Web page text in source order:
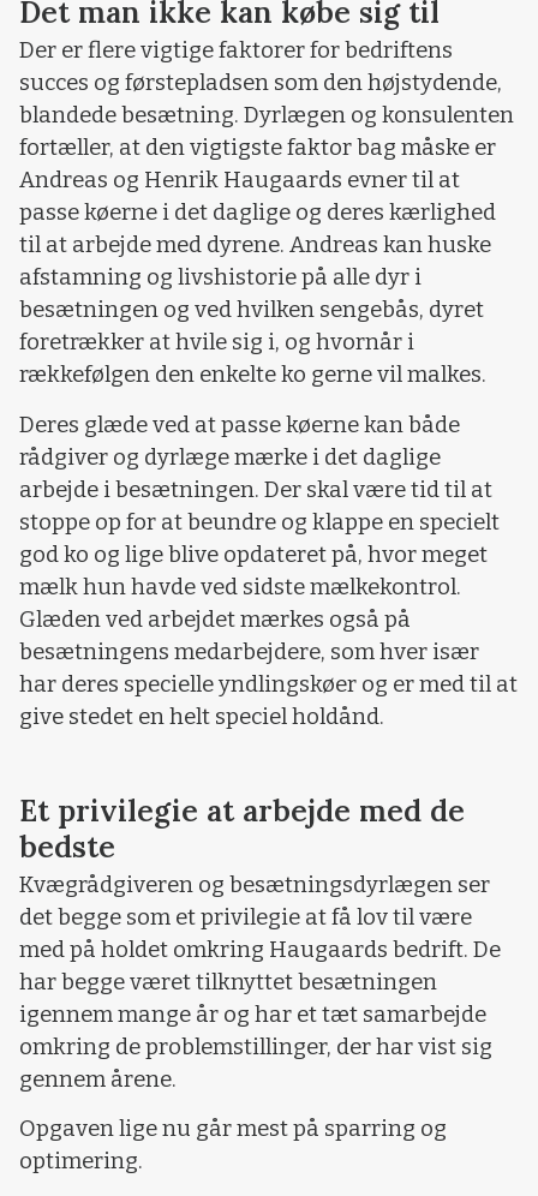
Det man ikke kan købe sig til
Der er flere vigtige faktorer for bedriftens
succes og førstepladsen som den højstydende,
blandede besætning. Dyrlægen og konsulenten
fortæller, at den vigtigste faktor bag måske er
Andreas og Henrik Haugaards evner til at
passe køerne i det daglige og deres kærlighed
til at arbejde med dyrene. Andreas kan huske
afstamning og livshistorie på alle dyr i
besætningen og ved hvilken sengebås, dyret
foretrækker at hvile sig i, og hvornår i
rækkefølgen den enkelte ko gerne vil malkes.
Deres glæde ved at passe køerne kan både
rådgiver og dyrlæge mærke i det daglige
arbejde i besætningen. Der skal være tid til at
stoppe op for at beundre og klappe en specielt
god ko og lige blive opdateret på, hvor meget
mælk hun havde ved sidste mælkekontrol.
Glæden ved arbejdet mærkes også på
besætningens medarbejdere, som hver især
har deres specielle yndlingskøer og er med til at
give stedet en helt speciel holdånd.
Et privilegie at arbejde med de
bedste
Kvægrådgiveren og besætningsdyrlægen ser
det begge som et privilegie at få lov til være
med på holdet omkring Haugaards bedrift. De
har begge været tilknyttet besætningen
igennem mange år og har et tæt samarbejde
omkring de problemstillinger, der har vist sig
gennem årene.
Opgaven lige nu går mest på sparring og
optimering.